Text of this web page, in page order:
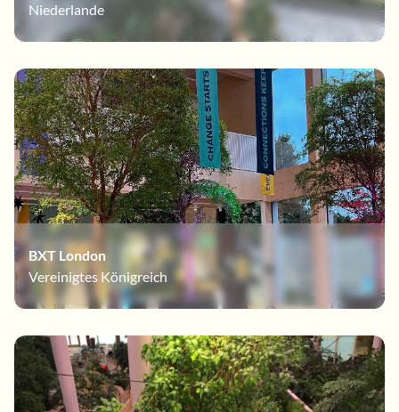
Niederlande
BXT London
Vereinigtes Königreich